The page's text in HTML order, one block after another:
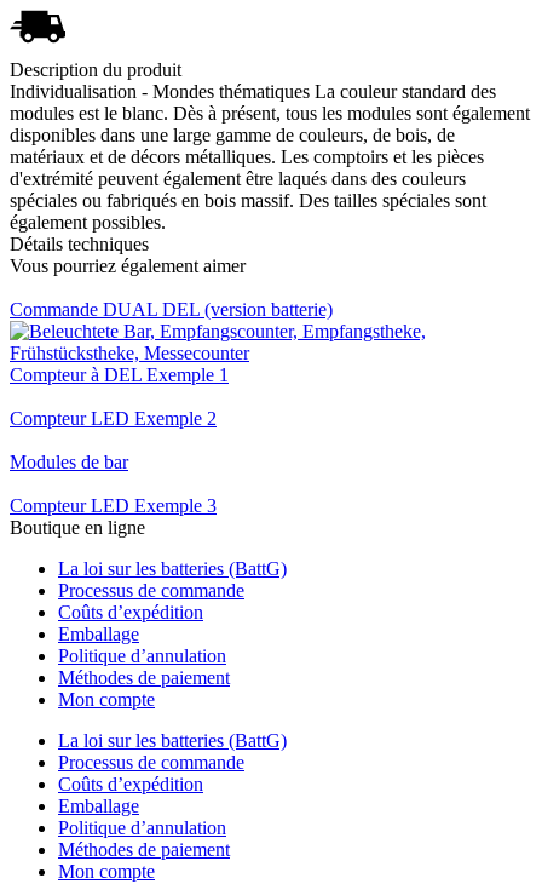
Description du produit
Individualisation - Mondes thématiques La couleur standard des
modules est le blanc. Dès à présent, tous les modules sont également
disponibles dans une large gamme de couleurs, de bois, de
matériaux et de décors métalliques. Les comptoirs et les pièces
d'extrémité peuvent également être laqués dans des couleurs
spéciales ou fabriqués en bois massif. Des tailles spéciales sont
également possibles.
Détails techniques
Vous pourriez également aimer
Commande DUAL DEL (version batterie)
Compteur à DEL Exemple 1
Compteur LED Exemple 2
Modules de bar
Compteur LED Exemple 3
Boutique en ligne
La loi sur les batteries (BattG)
Processus de commande
Coûts d’expédition
Emballage
Politique d’annulation
Méthodes de paiement
Mon compte
La loi sur les batteries (BattG)
Processus de commande
Coûts d’expédition
Emballage
Politique d’annulation
Méthodes de paiement
Mon compte